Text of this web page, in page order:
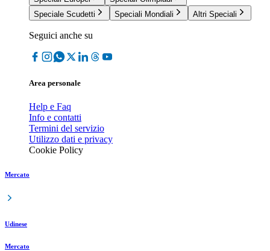
Speciale Scudetti
Speciali Mondiali Altri Speciali
Seguici anche su
Area personale
Help e Faq
Info e contatti
Termini del servizio
Utilizzo dati e privacy
Cookie Policy
Mercato
Udinese
Mercato